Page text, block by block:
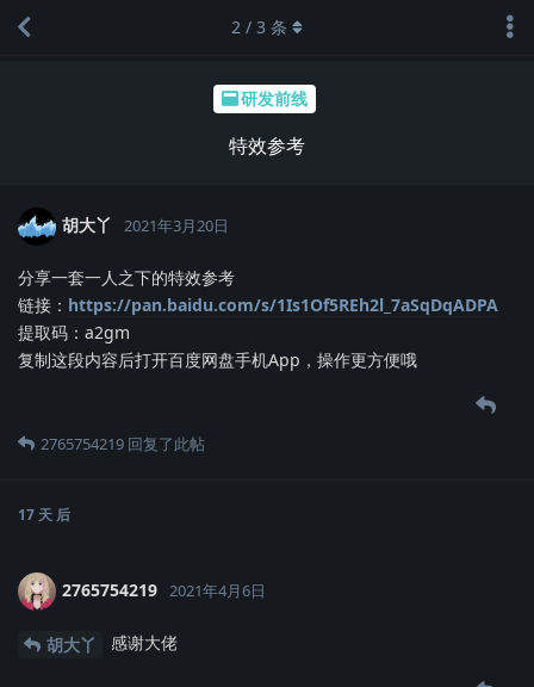
研发前线
特效参考
2 / 3 条
胡大丫 2021年3月20日
分享一套一人之下的特效参考
链接： https://pan.baidu.com/s/1Is1Of5REh2l_7aSqDqADPA
提取码：a2gm
复制这段内容后打开百度网盘手机App，操作更方便哦
2765754219 回复了此帖
17 天 后
2765754219 2021年4月6日
胡大丫 感谢大佬